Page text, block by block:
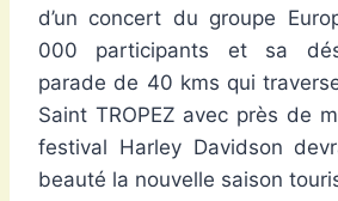
d’un concert du groupe
000 participants et sa
parade de 40 kms qui
Saint TROPEZ avec près de
festival Harley Davidson
beauté la nouvelle saison